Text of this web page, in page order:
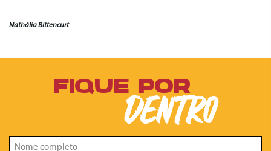
Nathália Bittencurt
FIQUE POR
DENTRO